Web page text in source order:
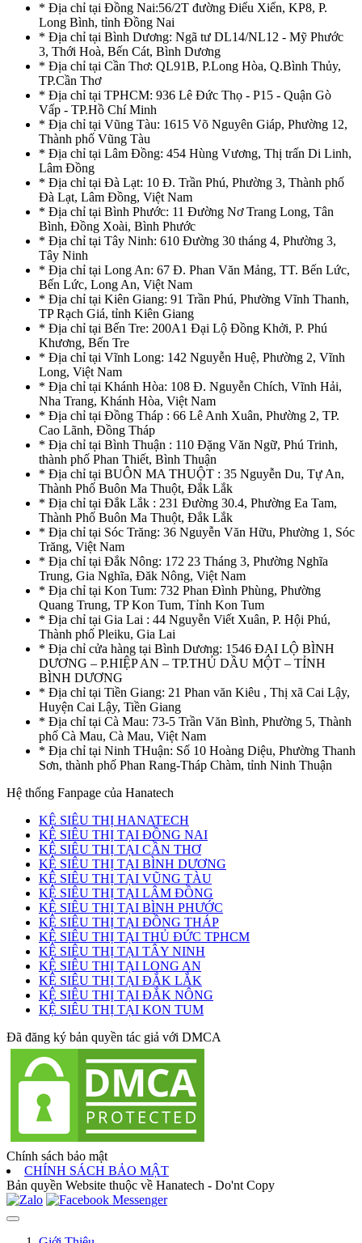
* Địa chỉ tại Đồng Nai:56/2T đường Điểu Xiển, KP8, P.
Long Bình, tỉnh Đồng Nai
* Địa chỉ tại Bình Dương: Ngã tư DL14/NL12 - Mỹ Phước
3, Thới Hoà, Bến Cát, Bình Dương
* Địa chỉ tại Cần Thơ: QL91B, P.Long Hòa, Q.Bình Thủy,
TP.Cần Thơ
* Địa chỉ tại TPHCM: 936 Lê Đức Thọ - P15 - Quận Gò
Vấp - TP.Hồ Chí Minh
* Địa chỉ tại Vũng Tàu: 1615 Võ Nguyên Giáp, Phường 12,
Thành phố Vũng Tàu
* Địa chỉ tại Lâm Đồng: 454 Hùng Vương, Thị trấn Di Linh,
Lâm Đồng
* Địa chỉ tại Đà Lạt: 10 Đ. Trần Phú, Phường 3, Thành phố
Đà Lạt, Lâm Đồng, Việt Nam
* Địa chỉ tại Bình Phước: 11 Đường Nơ Trang Long, Tân
Bình, Đồng Xoài, Bình Phước
* Địa chỉ tại Tây Ninh: 610 Đường 30 tháng 4, Phường 3,
Tây Ninh
* Địa chỉ tại Long An: 67 Đ. Phan Văn Mảng, TT. Bến Lức,
Bến Lức, Long An, Việt Nam
* Địa chỉ tại Kiên Giang: 91 Trần Phú, Phường Vĩnh Thanh,
TP Rạch Giá, tỉnh Kiên Giang
* Địa chỉ tại Bến Tre: 200A1 Đại Lộ Đồng Khởi, P. Phú
Khương, Bến Tre
* Địa chỉ tại Vĩnh Long: 142 Nguyễn Huệ, Phường 2, Vĩnh
Long, Việt Nam
* Địa chỉ tại Khánh Hòa: 108 Đ. Nguyễn Chích, Vĩnh Hải,
Nha Trang, Khánh Hòa, Việt Nam
* Địa chỉ tại Đồng Tháp : 66 Lê Anh Xuân, Phường 2, TP.
Cao Lãnh, Đồng Tháp
* Địa chỉ tại Bình Thuận : 110 Đặng Văn Ngữ, Phú Trinh,
thành phố Phan Thiết, Bình Thuận
* Địa chỉ tại BUÔN MA THUỘT : 35 Nguyễn Du, Tự An,
Thành Phố Buôn Ma Thuột, Đắk Lắk
* Địa chỉ tại Đắk Lắk : 231 Đường 30.4, Phường Ea Tam,
Thành Phố Buôn Ma Thuột, Đắk Lắk
* Địa chỉ tại Sóc Trăng: 36 Nguyễn Văn Hữu, Phường 1, Sóc
Trăng, Việt Nam
* Địa chỉ tại Đắk Nông: 172 23 Tháng 3, Phường Nghĩa
Trung, Gia Nghĩa, Đăk Nông, Việt Nam
* Địa chỉ tại Kon Tum: 732 Phan Đình Phùng, Phường
Quang Trung, TP Kon Tum, Tỉnh Kon Tum
* Địa chỉ tại Gia Lai : 44 Nguyễn Viết Xuân, P. Hội Phú,
Thành phố Pleiku, Gia Lai
* Địa chỉ cửa hàng tại Bình Dương: 1546 ĐẠI LỘ BÌNH
DƯƠNG – P.HIỆP AN – TP.THỦ DẦU MỘT – TỈNH
BÌNH DƯƠNG
* Địa chỉ tại Tiền Giang: 21 Phan văn Kiêu , Thị xã Cai Lậy,
Huyện Cai Lậy, Tiền Giang
* Địa chỉ tại Cà Mau: 73-5 Trần Văn Bình, Phường 5, Thành
phố Cà Mau, Cà Mau, Việt Nam
* Địa chỉ tại Ninh THuận: Số 10 Hoàng Diệu, Phường Thanh
Sơn, thành phố Phan Rang-Tháp Chàm, tỉnh Ninh Thuận
Hệ thống Fanpage của Hanatech
KỆ SIÊU THỊ HANATECH
KỆ SIÊU THỊ TẠI ĐỒNG NAI
KỆ SIÊU THỊ TẠI CẦN THƠ
KỆ SIÊU THỊ TẠI BÌNH DƯƠNG
KỆ SIÊU THỊ TẠI VŨNG TÀU
KỆ SIÊU THỊ TẠI LÂM ĐỒNG
KỆ SIÊU THỊ TẠI BÌNH PHƯỚC
KỆ SIÊU THỊ TẠI ĐỒNG THÁP
KỆ SIÊU THỊ TẠI THỦ ĐỨC TPHCM
KỆ SIÊU THỊ TẠI TÂY NINH
KỆ SIÊU THỊ TẠI LONG AN
KỆ SIÊU THỊ TẠI ĐẮK LẮK
KỆ SIÊU THỊ TẠI ĐẮK NÔNG
KỆ SIÊU THỊ TẠI KON TUM
Đã đăng ký bản quyền tác giả với DMCA
Chính sách bảo mật
CHÍNH SÁCH BẢO MẬT
Bản quyền Website thuộc về Hanatech - Do'nt Copy